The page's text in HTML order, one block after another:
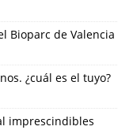
Bioparc de Valencia
¿cuál es el tuyo?
imprescindibles